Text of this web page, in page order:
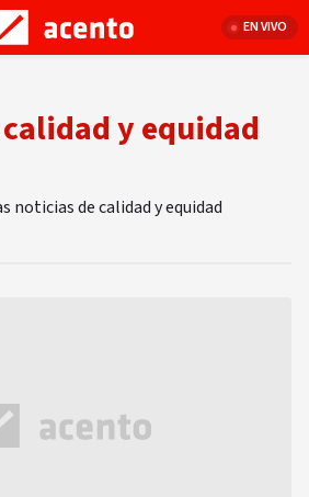
EN VIVO
y equidad
noticias de calidad y equidad